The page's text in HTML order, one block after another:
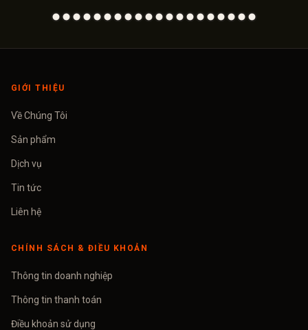
GIỚI THIỆU
Về Chúng Tôi
Sản phẩm
Dịch vụ
Tin tức
Liên hệ
CHÍNH SÁCH & ĐIỀU KHOẢN
Thông tin doanh nghiệp
Thông tin thanh toán
Điều khoản sử dụng